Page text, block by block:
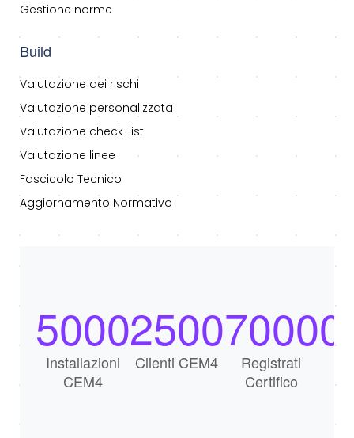
Gestione norme
Build
Valutazione dei rischi
Valutazione personalizzata
Valutazione check-list
Valutazione linee
Fascicolo Tecnico
Aggiornamento Normativo
5000
Installazioni
CEM4
2500
Clienti CEM4
70000
Registrati
Certifico